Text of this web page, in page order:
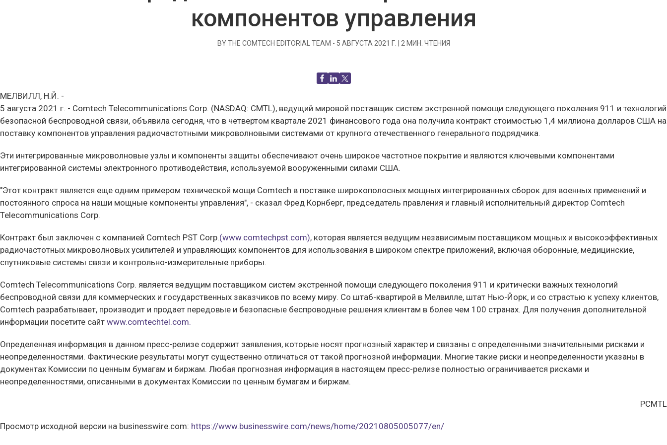
компонентов управления
BY THE COMTECH EDITORIAL TEAM - 5 АВГУСТА 2021 Г. 2 МИН. ЧТЕНИЯ
МЕЛВИЛЛ, Н.Й. -
5 августа 2021 г. - Comtech Telecommunications Corp. (NASDAQ: CMTL), ведущий мировой поставщик систем экстренной помощи следующего поколения 911 и технологий
безопасной беспроводной связи, объявила сегодня, что в четвертом квартале 2021 финансового года она получила контракт стоимостью 1,4 миллиона долларов США на
поставку компонентов управления радиочастотными микроволновыми системами от крупного отечественного генерального подрядчика.
Эти интегрированные микроволновые узлы и компоненты защиты обеспечивают очень широкое частотное покрытие и являются ключевыми компонентами
интегрированной системы электронного противодействия, используемой вооруженными силами США.
"Этот контракт является еще одним примером технической мощи Comtech в поставке широкополосных мощных интегрированных сборок для военных применений и
постоянного спроса на наши мощные компоненты управления", - сказал Фред Корнберг, председатель правления и главный исполнительный директор Comtech
Telecommunications Corp.
Контракт был заключен с компанией Comtech PST Corp.(www.comtechpst.com), которая является ведущим независимым поставщиком мощных и высокоэффективных
радиочастотных микроволновых усилителей и управляющих компонентов для использования в широком спектре приложений, включая оборонные, медицинские,
спутниковые системы связи и контрольно-измерительные приборы.
Comtech Telecommunications Corp. является ведущим поставщиком систем экстренной помощи следующего поколения 911 и критически важных технологий
беспроводной связи для коммерческих и государственных заказчиков по всему миру. Со штаб-квартирой в Мелвилле, штат Нью-Йорк, и со страстью к успеху клиентов,
Comtech разрабатывает, производит и продает передовые и безопасные беспроводные решения клиентам в более чем 100 странах. Для получения дополнительной
информации посетите сайт www.comtechtel.com.
Определенная информация в данном пресс-релизе содержит заявления, которые носят прогнозный характер и связаны с определенными значительными рисками и
неопределенностями. Фактические результаты могут существенно отличаться от такой прогнозной информации. Многие такие риски и неопределенности указаны в
документах Комиссии по ценным бумагам и биржам. Любая прогнозная информация в настоящем пресс-релизе полностью ограничивается рисками и
неопределенностями, описанными в документах Комиссии по ценным бумагам и биржам.
PCMTL
Просмотр исходной версии на businesswire.com: https://www.businesswire.com/news/home/20210805005077/en/